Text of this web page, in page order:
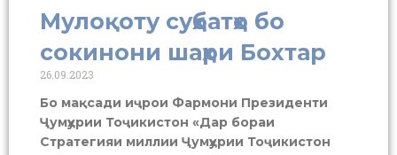
Мулоқоту суҳбатҳо бо
сокинони шаҳри Бохтар
26.09.2023
Бо мақсади иҷрои Фармони Президенти
Ҷумҳурии Тоҷикистон «Дар бораи
Стратегияи миллии Ҷумҳурии Тоҷикистон